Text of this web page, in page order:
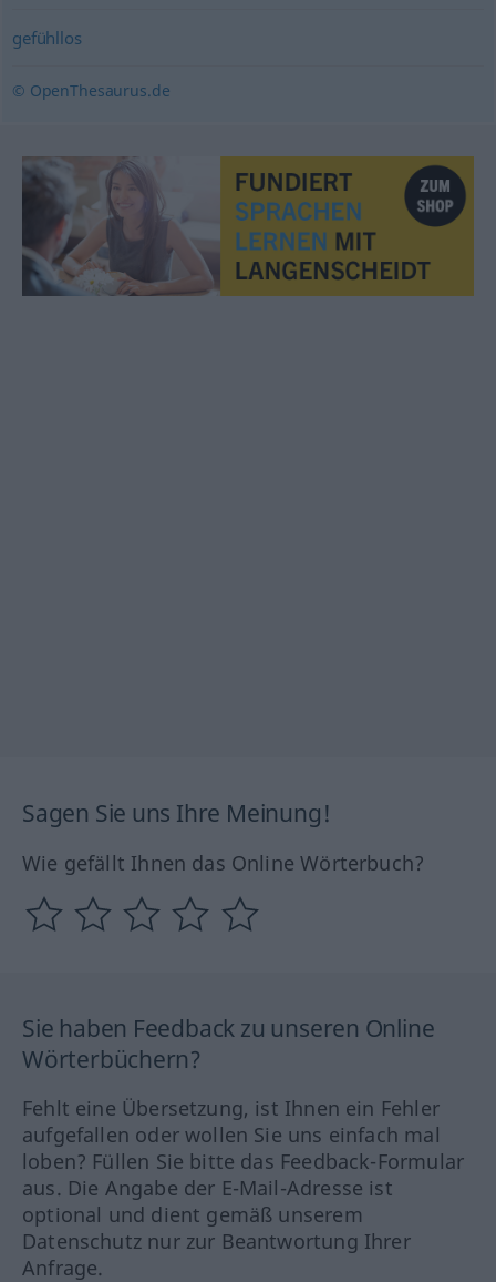
gefühllos
© OpenThesaurus.de
Sagen Sie uns Ihre Meinung!
Wie gefällt Ihnen das Online Wörterbuch?
Sie haben Feedback zu unseren Online
Wörterbüchern?
Fehlt eine Übersetzung, ist Ihnen ein Fehler
aufgefallen oder wollen Sie uns einfach mal
loben? Füllen Sie bitte das Feedback-Formular
aus. Die Angabe der E-Mail-Adresse ist
optional und dient gemäß unserem
Datenschutz nur zur Beantwortung Ihrer
Anfrage.